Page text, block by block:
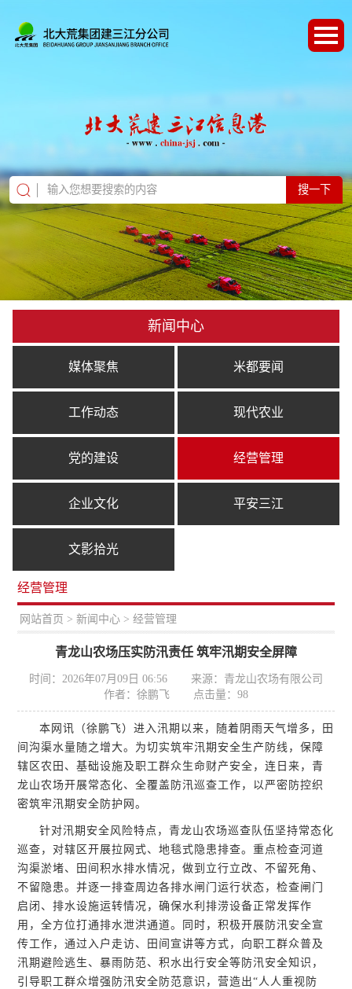
搜一下
新闻中心
媒体聚焦 米都要闻
工作动态 现代农业
党的建设 经营管理
企业文化 平安三江
文影拾光
经营管理
网站首页 > 新闻中心 > 经营管理
青龙山农场压实防汛责任 筑牢汛期安全屏障
时间：2026年07月09日 06:56
来源：青龙山农场有限公司
作者：徐鹏飞
点击量： 98
本网讯（徐鹏飞）进入汛期以来，随着阴雨天气增多，田
间沟渠水量随之增大。为切实筑牢汛期安全生产防线，保障
辖区农田、基础设施及职工群众生命财产安全，连日来，青
龙山农场开展常态化、全覆盖防汛巡查工作，以严密防控织
密筑牢汛期安全防护网。
针对汛期安全风险特点，青龙山农场巡查队伍坚持常态化
巡查，对辖区开展拉网式、地毯式隐患排查。重点检查河道
沟渠淤堵、田间积水排水情况，做到立行立改、不留死角、
不留隐患。并逐一排查周边各排水闸门运行状态，检查闸门
启闭、排水设施运转情况，确保水利排涝设备正常发挥作
用，全方位打通排水泄洪通道。同时，积极开展防汛安全宣
传工作，通过入户走访、田间宣讲等方式，向职工群众普及
汛期避险逃生、暴雨防范、积水出行安全等防汛安全知识，
引导职工群众增强防汛安全防范意识，营造出“人人重视防